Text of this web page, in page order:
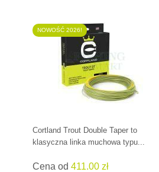
NOWOŚĆ 2026!
ZOBACZ PRODUKT
Cortland Trout Double Taper to
klasyczna linka muchowa typu...
Cena od 411.00 zł